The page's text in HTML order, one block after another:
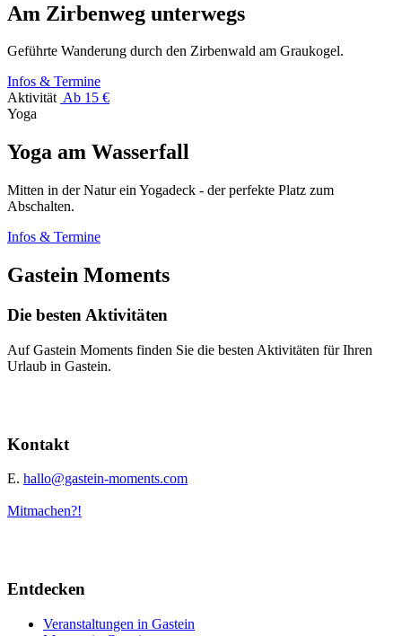
Am Zirbenweg unterwegs
Geführte Wanderung durch den Zirbenwald am Graukogel.
Infos & Termine
Aktivität Ab 15 €
Yoga
Yoga am Wasserfall
Mitten in der Natur ein Yogadeck - der perfekte Platz zum
Abschalten.
Infos & Termine
Gastein Moments
Die besten Aktivitäten
Auf Gastein Moments finden Sie die besten Aktivitäten für Ihren
Urlaub in Gastein.
Kontakt
E. hallo@gastein-moments.com
Mitmachen?!
Entdecken
Veranstaltungen in Gastein